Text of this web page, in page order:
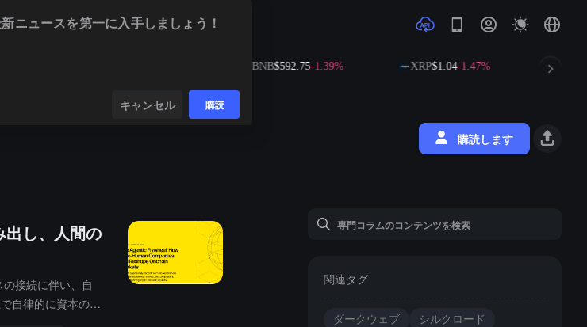
BNB$592.75 -1.39% XRP$1.04 -1.47%
購読します
出し、人間の
接続に伴い、自
自律的に資本の配
関連タグ
ダークウェブ
シルクロード
ニュースを第一に入手しましょう！
キャンセル 購読